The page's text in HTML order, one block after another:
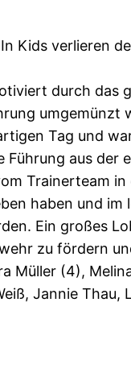
Kids verlieren
durch das
umgemünzt
Tag und
aus der
Trainerteam
haben und
Ein großes
zu fördern
Müller (4),
Jannie Thau,